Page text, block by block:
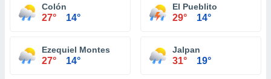
Colón
27° 14°
El Pueblito
29° 14°
Ezequiel Montes
27° 14°
Jalpan
31° 19°